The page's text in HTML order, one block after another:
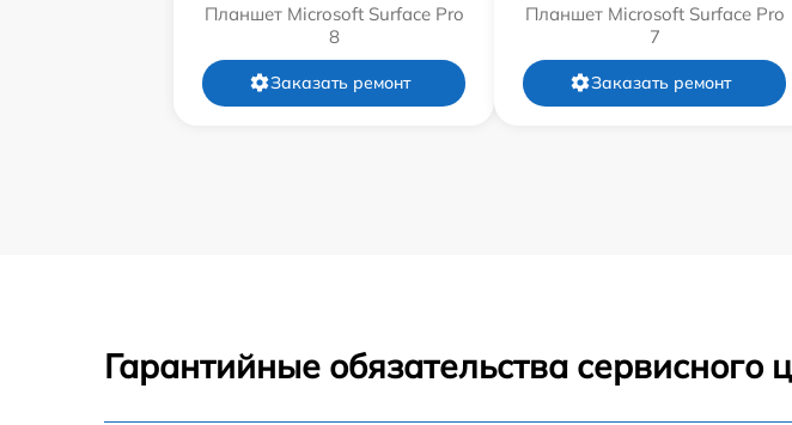
Планшет Microsoft Surface Pro
8
Заказать ремонт
Планшет Microsoft Surface Pro
7
Заказать ремонт
Гарантийные обязательства сервисного